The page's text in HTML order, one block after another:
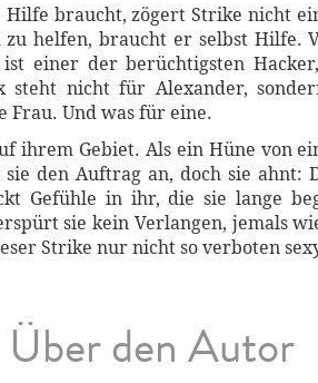
Hilfe braucht, zögert Strike nicht
zu helfen, braucht er selbst Hilfe.
ist einer der berüchtigsten
steht nicht für Alexander,
Frau. Und was für eine.
ihrem Gebiet. Als ein Hüne von
den Auftrag an, doch sie ahnt:
Gefühle in ihr, die sie lange
sie kein Verlangen, jemals
Strike nur nicht so verboten
Über den Autor